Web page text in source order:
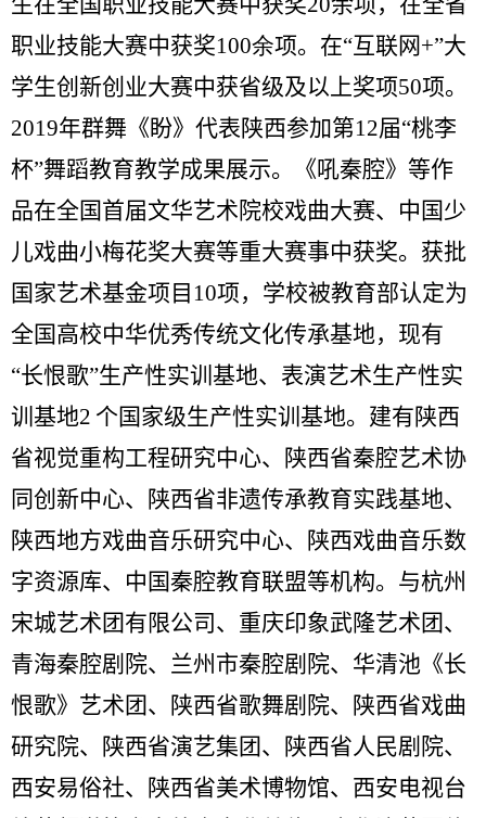
职业技能大赛中获奖100余项。在“互联网+”大
学生创新创业大赛中获省级及以上奖项50项。
2019年群舞《盼》代表陕西参加第12届“桃李
杯”舞蹈教育教学成果展示。《吼秦腔》等作
品在全国首届文华艺术院校戏曲大赛、中国少
儿戏曲小梅花奖大赛等重大赛事中获奖。获批
国家艺术基金项目 10项，学校被教育部认定为
全国高校中华优秀传统文化传承基地，现有
“长恨歌”生产性实训基地、表演艺术生产性实
训基地2 个国家级生产性实训基地。建有陕西
省视觉重构工程研究中心、陕西省秦腔艺术协
同创新中心、陕西省非遗传承教育实践基地、
陕西地方戏曲音乐研究中心、陕西戏曲音乐数
字资源库、中国秦腔教育联盟等机构。与杭州
宋城艺术团有限公司、重庆印象武隆艺术团、
青海秦腔剧院、兰州市秦腔剧院、华清池《长
恨歌》艺术团、陕西省歌舞剧院、陕西省戏曲
研究院、陕西省演艺集团、陕西省人民剧院、
西安易俗社、陕西省美术博物馆、西安电视台